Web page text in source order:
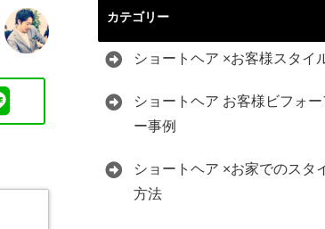
カテゴリー
ショートヘア ×お客様スタイ
ショートヘア お客様ビフォー
ー事例
ショートヘア ×お家でのスタ
方法